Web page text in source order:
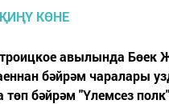
авылында Бөек
бәйрәм чаралары
төп бәйрәм "Үлемсез